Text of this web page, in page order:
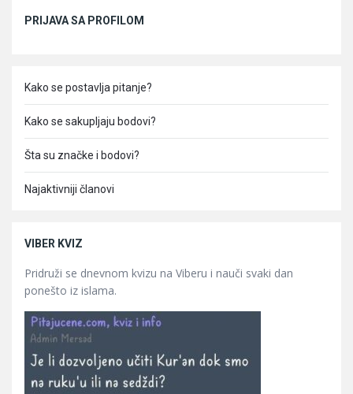
PRIJAVA SA PROFILOM
Kako se postavlja pitanje?
Kako se sakupljaju bodovi?
Šta su značke i bodovi?
Najaktivniji članovi
VIBER KVIZ
Pridruži se dnevnom kvizu na Viberu i nauči svaki dan
ponešto iz islama.